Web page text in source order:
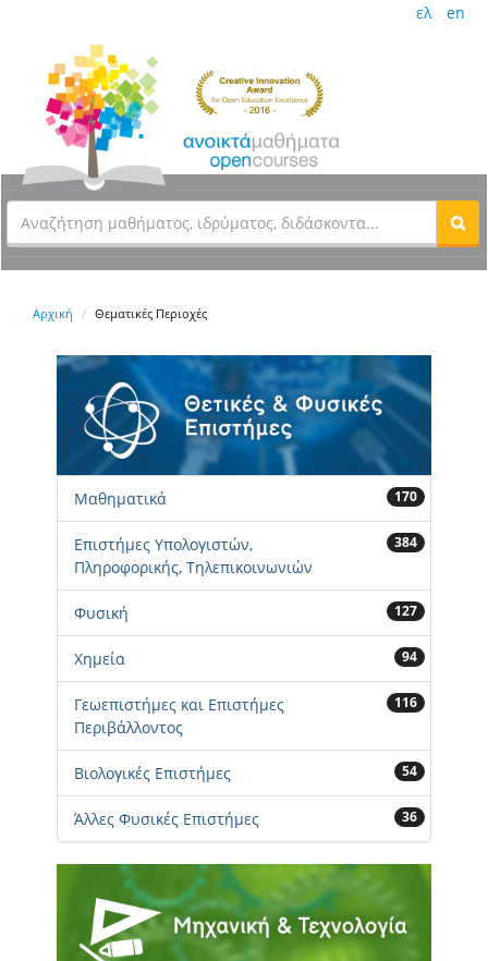
ελ en
Αρχική Θεματικές Περιοχές
Μαθηματικά 170
Επιστήμες Υπολογιστών,
Πληροφορικής, Τηλεπικοινωνιών
384
Φυσική 127
Χημεία 94
Γεωεπιστήμες και Επιστήμες
Περιβάλλοντος
116
Βιολογικές Επιστήμες 54
Άλλες Φυσικές Επιστήμες 36